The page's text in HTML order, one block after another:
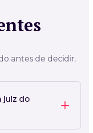
antes de decidir.
juiz do